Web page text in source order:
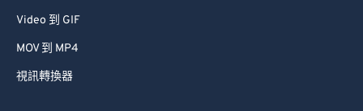
Video 到 GIF
MOV 到 MP4
視訊轉換器